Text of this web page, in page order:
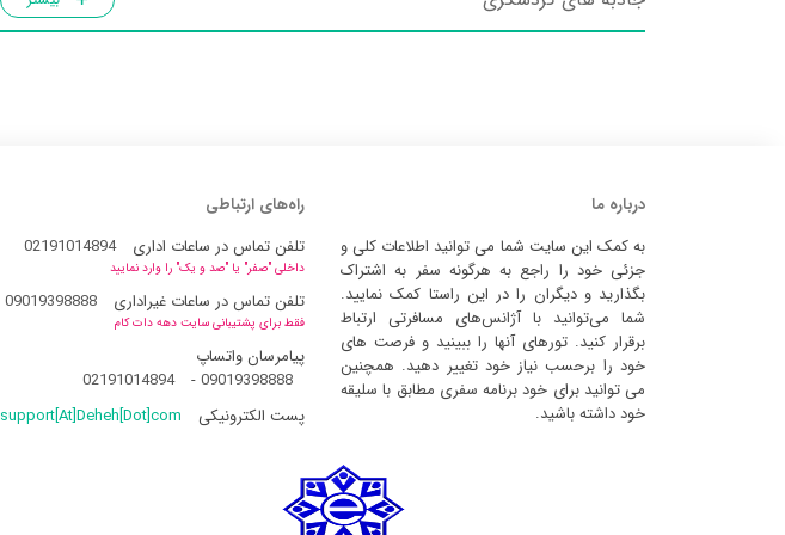
درباره ما
به کمک این سایت شما می توانید اطلاعات کلی و
جزئی خود را راجع به هرگونه سفر به اشتراک
بگذارید و دیگران را در این راستا کمک نمایید.
شما می‌توانید با آژانس‌های مسافرتی ارتباط
برقرار کنید. تورهای آنها را ببینید و فرصت های
خود را برحسب نیاز خود تغییر دهید. همچنین
می توانید برای خود برنامه سفری مطابق با سلیقه
خود داشته باشید.
راه‌های ارتباطی
تلفن تماس در ساعات اداری
02191014894
داخلی "صفر" یا "صد و یک" را وارد نمایید
تلفن تماس در ساعات غیراداری 09019398888
فقط برای پشتیبانی سایت دهه دات کام
پیامرسان واتساپ
09019398888
-
02191014894
پست الکترونیکی
support[At]Deheh[Dot]com